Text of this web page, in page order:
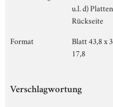
u.l. d)
Rückseite
Format
Blatt 43,8 x
17,8
Verschlagwortung